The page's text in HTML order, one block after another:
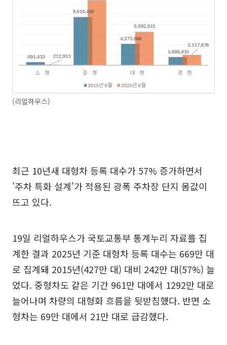
(리얼하우스)
최근 10년새 대형차 등록 대수가 57% 증가하면서
'주차 특화 설계'가 적용된 광폭 주차장 단지 몸값이
뜨고 있다.
19일 리얼하우스가 국토교통부 통계누리 자료를 집
계한 결과 2025년 기준 대형차 등록 대수는 669만 대
로 집계돼 2015년(427만 대) 대비 242만 대(57%) 늘
었다. 중형차도 같은 기간 961만 대에서 1292만 대로
늘어나며 차량의 대형화 흐름을 뒷받침했다. 반면 소
형차는 69만 대에서 21만 대로 급감했다.